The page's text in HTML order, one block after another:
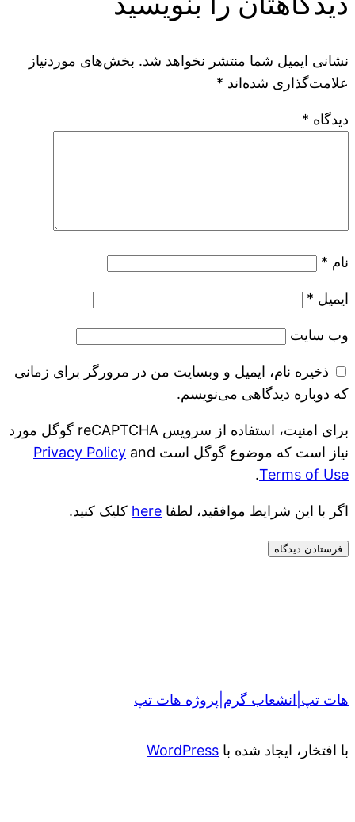
نشانی ایمیل شما منتشر نخواهد شد. بخش‌های موردنیاز
علامت‌گذاری شده‌اند *
دیدگاه *
نام *
ایمیل *
وب‌ سایت
ذخیره نام، ایمیل و وبسایت من در مرورگر برای زمانی
که دوباره دیدگاهی می‌نویسم.
برای امنیت، استفاده از سرویس reCAPTCHA گوگل مورد
نیاز است که موضوع گوگل است
Privacy Policy and
Terms of Use
.
اگر با این شرایط موافقید، لطفا here کلیک کنید.
هات تپ|انشعاب گرم|پروژه هات تپ
با افتخار، ایجاد شده با WordPress